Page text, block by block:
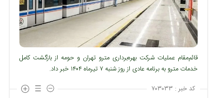
قائم‌مقام عملیات شرکت بهره‌برداری مترو تهران و حومه از بازگشت کامل
خدمات مترو به برنامه عادی از روز شنبه ۷ تیرماه ۱۴۰۴ خبر داد.
کد خبر : ۷۰۳۰۳۳